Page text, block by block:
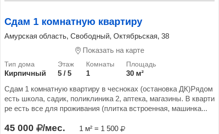
Сдам 1 комнатную квартиру
Амурская область, Свободный, Октябрьская, 38
Показать на карте
Кирпичный 5 / 5 1
30 м²
Сдам 1 комнатную квартиру в чесноках (остановка ДК)Рядом
есть школа, садик, поликлиника 2, аптека, магазины. В кварти
ре есть все для проживания (плитка встроенная, машинка...
45 000 /мес. 1 м² = 1 500